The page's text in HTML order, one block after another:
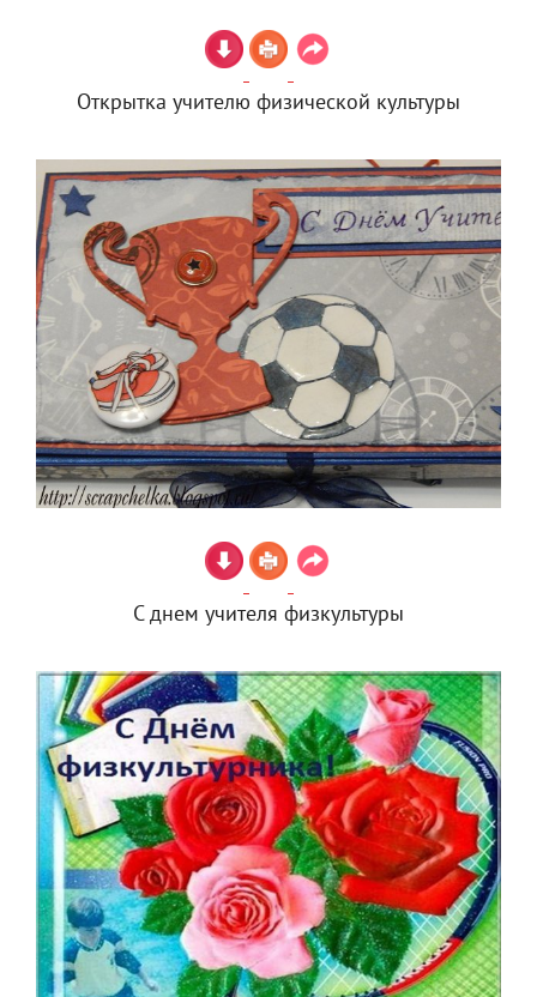
Открытка учителю физической культуры
С днем учителя физкультуры